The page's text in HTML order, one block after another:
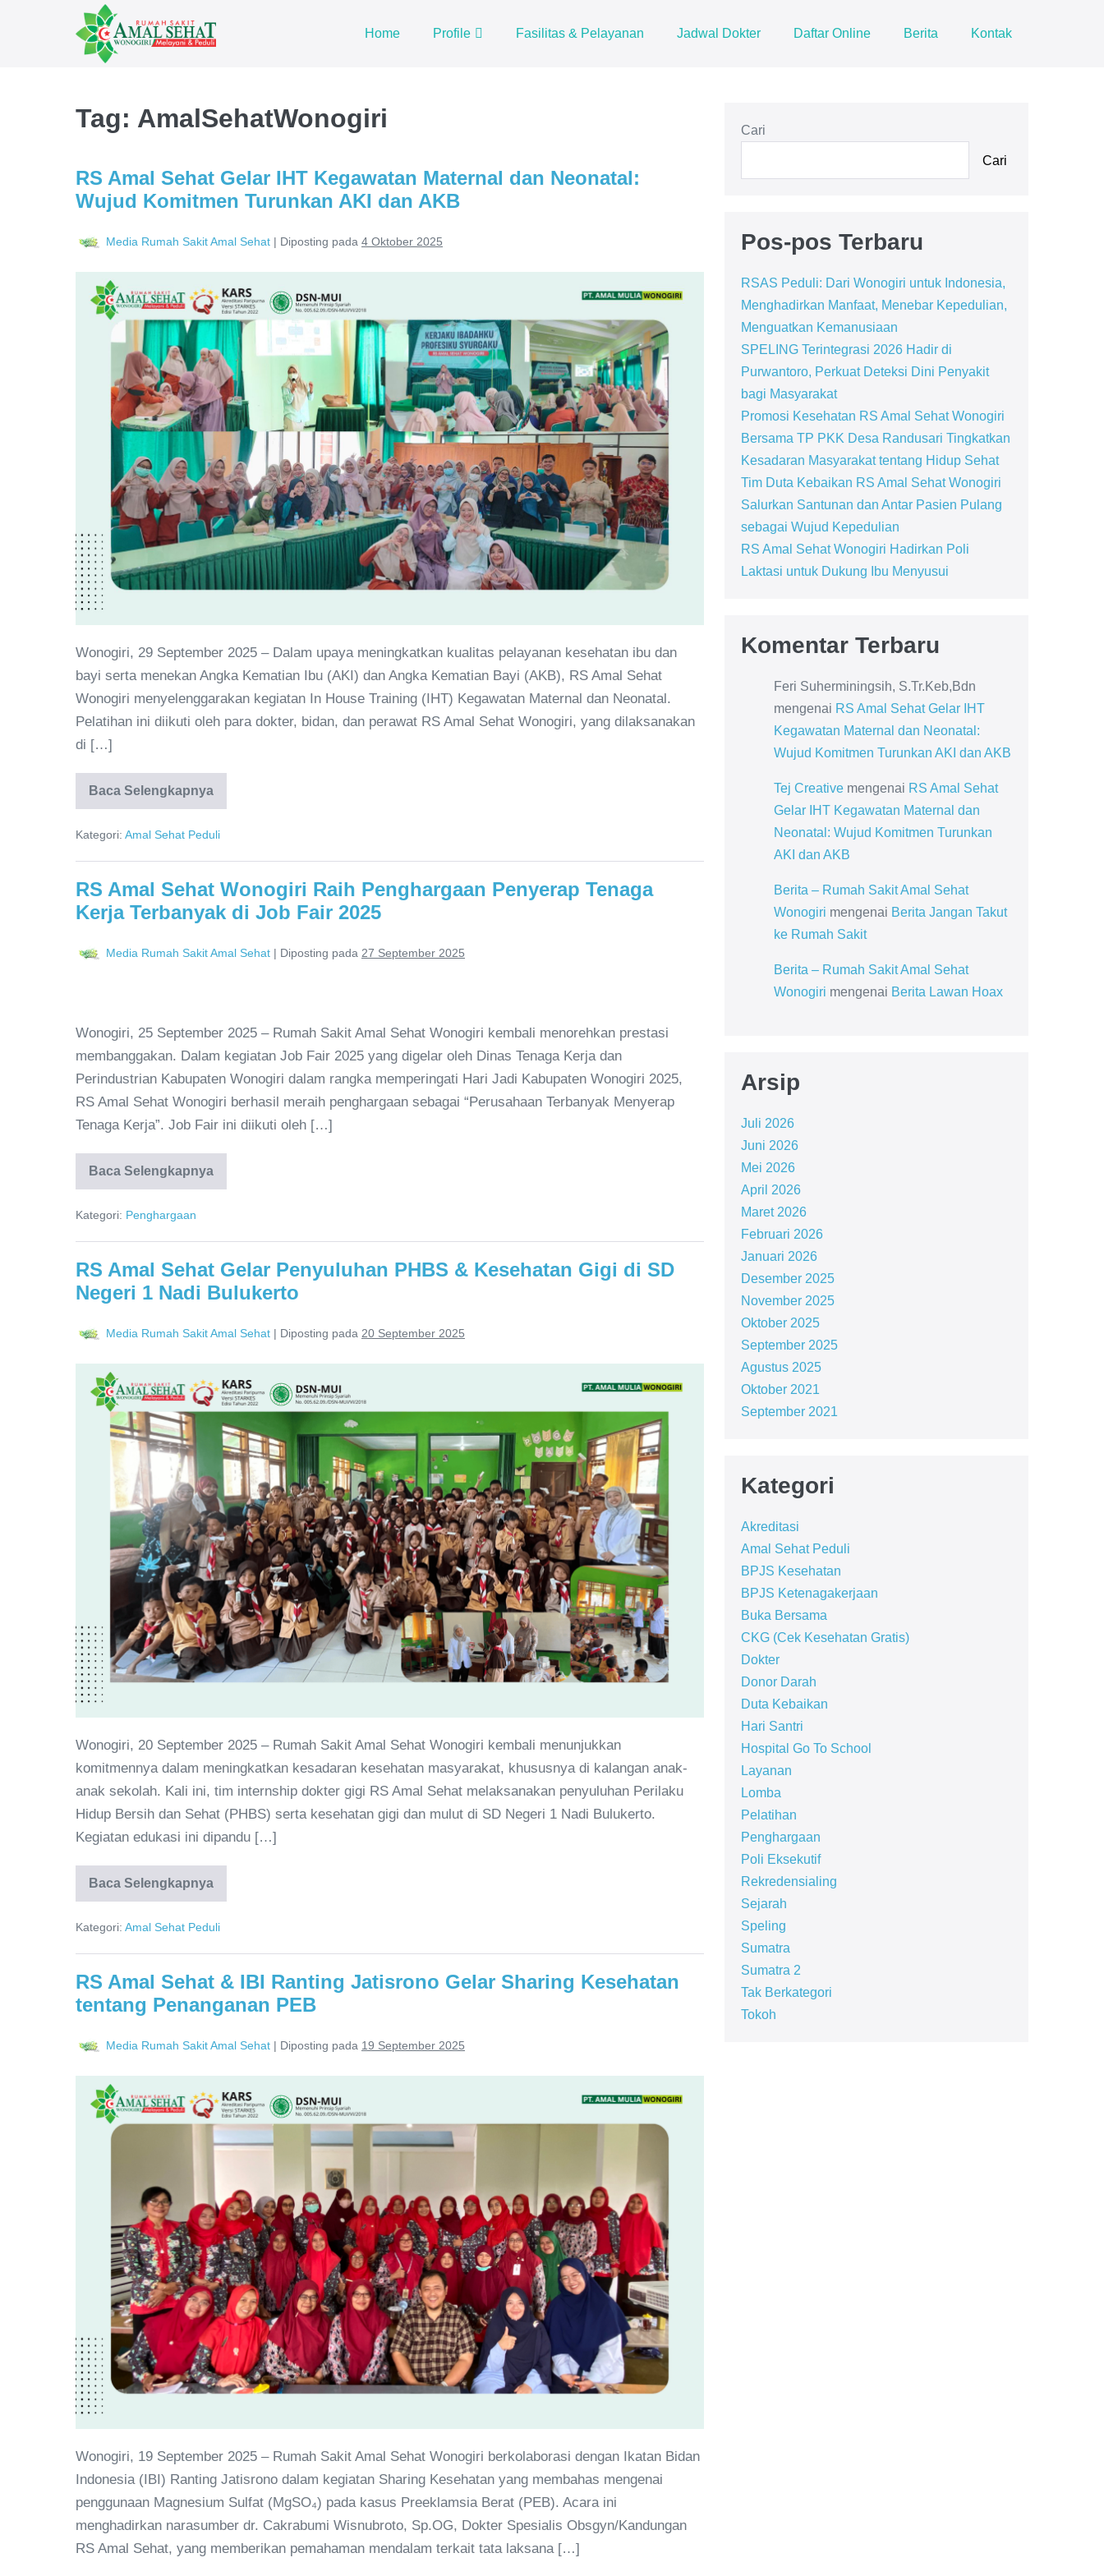
Home Profile Fasilitas & Pelayanan Jadwal Dokter Daftar Online Berita Kontak
Tag: AmalSehatWonogiri
RS Amal Sehat Gelar IHT Kegawatan Maternal dan Neonatal:
Wujud Komitmen Turunkan AKI dan AKB
Media Rumah Sakit Amal Sehat | Diposting pada 4 Oktober 2025
Wonogiri, 29 September 2025 – Dalam upaya meningkatkan kualitas pelayanan kesehatan ibu dan
bayi serta menekan Angka Kematian Ibu (AKI) dan Angka Kematian Bayi (AKB), RS Amal Sehat
Wonogiri menyelenggarakan kegiatan In House Training (IHT) Kegawatan Maternal dan Neonatal.
Pelatihan ini diikuti oleh para dokter, bidan, dan perawat RS Amal Sehat Wonogiri, yang dilaksanakan
di […]
Baca Selengkapnya
Kategori: Amal Sehat Peduli
RS Amal Sehat Wonogiri Raih Penghargaan Penyerap Tenaga
Kerja Terbanyak di Job Fair 2025
Media Rumah Sakit Amal Sehat | Diposting pada 27 September 2025
Wonogiri, 25 September 2025 – Rumah Sakit Amal Sehat Wonogiri kembali menorehkan prestasi
membanggakan. Dalam kegiatan Job Fair 2025 yang digelar oleh Dinas Tenaga Kerja dan
Perindustrian Kabupaten Wonogiri dalam rangka memperingati Hari Jadi Kabupaten Wonogiri 2025,
RS Amal Sehat Wonogiri berhasil meraih penghargaan sebagai “Perusahaan Terbanyak Menyerap
Tenaga Kerja”. Job Fair ini diikuti oleh […]
Baca Selengkapnya
Kategori: Penghargaan
RS Amal Sehat Gelar Penyuluhan PHBS & Kesehatan Gigi di SD
Negeri 1 Nadi Bulukerto
Media Rumah Sakit Amal Sehat | Diposting pada 20 September 2025
Wonogiri, 20 September 2025 – Rumah Sakit Amal Sehat Wonogiri kembali menunjukkan
komitmennya dalam meningkatkan kesadaran kesehatan masyarakat, khususnya di kalangan anak-
anak sekolah. Kali ini, tim internship dokter gigi RS Amal Sehat melaksanakan penyuluhan Perilaku
Hidup Bersih dan Sehat (PHBS) serta kesehatan gigi dan mulut di SD Negeri 1 Nadi Bulukerto.
Kegiatan edukasi ini dipandu […]
Baca Selengkapnya
Kategori: Amal Sehat Peduli
RS Amal Sehat & IBI Ranting Jatisrono Gelar Sharing Kesehatan
tentang Penanganan PEB
Media Rumah Sakit Amal Sehat | Diposting pada 19 September 2025
Wonogiri, 19 September 2025 – Rumah Sakit Amal Sehat Wonogiri berkolaborasi dengan Ikatan Bidan
Indonesia (IBI) Ranting Jatisrono dalam kegiatan Sharing Kesehatan yang membahas mengenai
penggunaan Magnesium Sulfat (MgSO₄) pada kasus Preeklamsia Berat (PEB). Acara ini
menghadirkan narasumber dr. Cakrabumi Wisnubroto, Sp.OG, Dokter Spesialis Obsgyn/Kandungan
RS Amal Sehat, yang memberikan pemahaman mendalam terkait tata laksana […]
Cari
Cari
Pos-pos Terbaru
RSAS Peduli: Dari Wonogiri untuk Indonesia,
Menghadirkan Manfaat, Menebar Kepedulian,
Menguatkan Kemanusiaan
SPELING Terintegrasi 2026 Hadir di
Purwantoro, Perkuat Deteksi Dini Penyakit
bagi Masyarakat
Promosi Kesehatan RS Amal Sehat Wonogiri
Bersama TP PKK Desa Randusari Tingkatkan
Kesadaran Masyarakat tentang Hidup Sehat
Tim Duta Kebaikan RS Amal Sehat Wonogiri
Salurkan Santunan dan Antar Pasien Pulang
sebagai Wujud Kepedulian
RS Amal Sehat Wonogiri Hadirkan Poli
Laktasi untuk Dukung Ibu Menyusui
Komentar Terbaru
Feri Suherminingsih, S.Tr.Keb,Bdn
mengenai RS Amal Sehat Gelar IHT
Kegawatan Maternal dan Neonatal:
Wujud Komitmen Turunkan AKI dan AKB
Tej Creativemengenai RS Amal Sehat
Gelar IHT Kegawatan Maternal dan
Neonatal: Wujud Komitmen Turunkan
AKI dan AKB
Berita – Rumah Sakit Amal Sehat
Wonogiri mengenai Berita Jangan Takut
ke Rumah Sakit
Berita – Rumah Sakit Amal Sehat
Wonogiri mengenai Berita Lawan Hoax
Arsip
Juli 2026
Juni 2026
Mei 2026
April 2026
Maret 2026
Februari 2026
Januari 2026
Desember 2025
November 2025
Oktober 2025
September 2025
Agustus 2025
Oktober 2021
September 2021
Kategori
Akreditasi
Amal Sehat Peduli
BPJS Kesehatan
BPJS Ketenagakerjaan
Buka Bersama
CKG (Cek Kesehatan Gratis)
Dokter
Donor Darah
Duta Kebaikan
Hari Santri
Hospital Go To School
Layanan
Lomba
Pelatihan
Penghargaan
Poli Eksekutif
Rekredensialing
Sejarah
Speling
Sumatra
Sumatra 2
Tak Berkategori
Tokoh